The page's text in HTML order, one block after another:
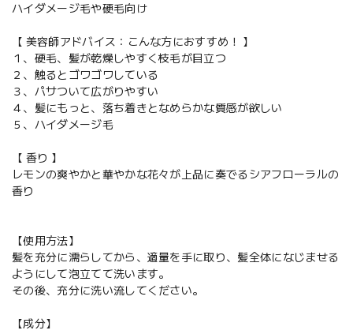
ハイダメージ毛や硬毛向け
【 美容師アドバイス：こんな方におすすめ！ 】
１、硬毛、髪が乾燥しやすく枝毛が目立つ
２、触るとゴワゴワしている
３、パサついて広がりやすい
４、髪にもっと、落ち着きとなめらかな質感が欲しい
５、ハイダメージ毛
【 香り 】
レモンの爽やかと華やかな花々が上品に奏でるシアフローラルの
香り
【使用方法】
髪を充分に濡らしてから、適量を手に取り、髪全体になじませる
ようにして泡立てて洗います。
その後、充分に洗い流してください。
【成分】